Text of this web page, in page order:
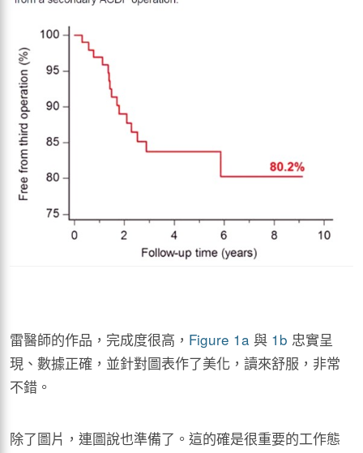
雷醫師的作品，完成度很高， Figure 1a 與 1b 忠實呈
現、數據正確，並針對圖表作了美化，讀來舒服，非常
不錯。
除了圖片，連圖說也準備了。這的確是很重要的工作態